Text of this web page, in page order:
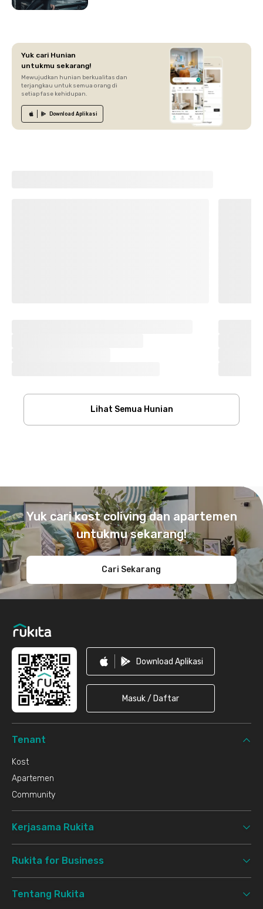
Yuk cari Hunian
untukmu sekarang!
Mewujudkan hunian berkualitas dan
terjangkau untuk semua orang di
setiap fase kehidupan.
Download Aplikasi
Lihat Semua Hunian
Yuk cari kost coliving dan apartemen
untukmu sekarang!
Cari Sekarang
Download Aplikasi
Masuk / Daftar
Tenant
Kost
Apartemen
Community
Kerjasama Rukita
Rukita for Business
Tentang Rukita